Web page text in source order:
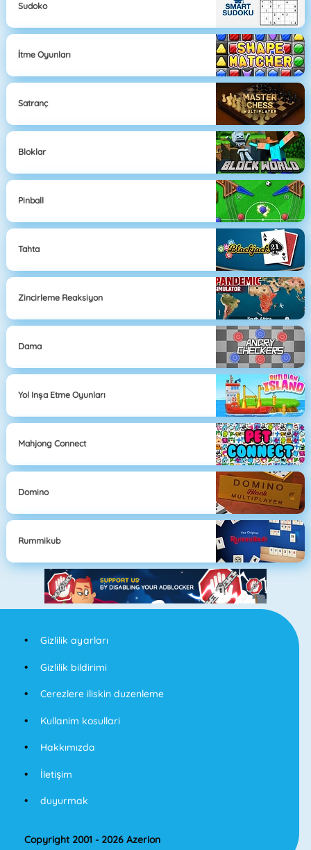
Sudoko
İtme Oyunları
Satranç
Bloklar
Pinball
Tahta
Zincirleme Reaksiyon
Dama
Yol Inşa Etme Oyunları
Mahjong Connect
Domino
Rummikub
Gizlilik ayarları
Gizlilik bildirimi
Cerezlere iliskin duzenleme
Kullanim kosullari
Hakkımızda
İletişim
duyurmak
Copyright 2001 - 2026 Azerion